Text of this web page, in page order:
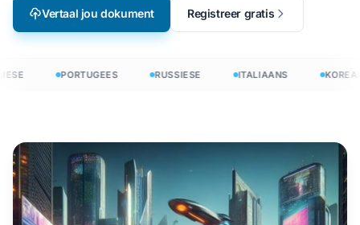
Vertaal jou dokument Registreer gratis
PORTUGEES RUSSIESE ITALIAANS